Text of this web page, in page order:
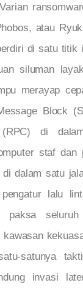
atau
di satu titik
siluman
merayap
Block
di
staf dan
di dalam satu
lalu
paksa
satunya
invasi